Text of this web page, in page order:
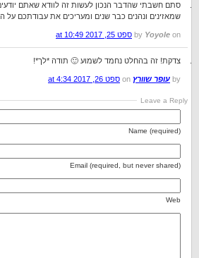
סתם חשבתי שהדבר הנכון לעשות זה לוודא שאתם
שמאזינים ונהנים כבר שנים ומעריכים את עבודתכם על
by Yoyole on ספט 25, 2017 at 10:49
צדקת! זה בהחלט נחמד לשמוע 🙂 תודה *לך*!
by עופר שוורץ ספט 26, 2017 at 4:34
Leave a Reply
Name (required)
Email (required, but never shared)
Web